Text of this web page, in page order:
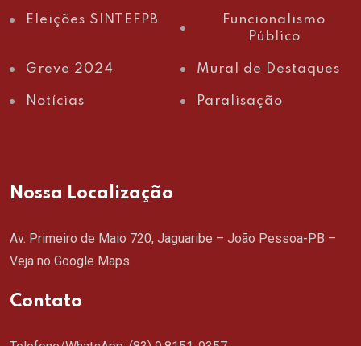
Eleições SINTEFPB
Funcionalismo
Público
Greve 2024 Mural de Destaques
Notícias Paralisação
Nossa Localização
Av. Primeiro de Maio 720, Jaguaribe – João Pessoa-PB –
Veja no Google Maps
Contato